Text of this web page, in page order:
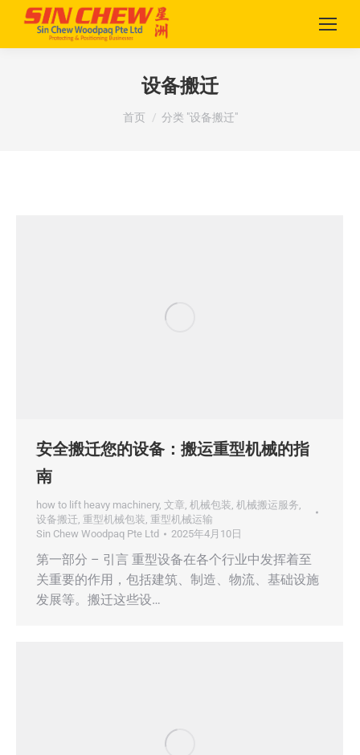
设备搬迁
您在这里：
首页 分类 "设备搬迁"
安全搬迁您的设备：搬运重型机械的指
南
how to lift heavy machinery, 文章, 机械包装, 机械搬运服务,
设备搬迁, 重型机械包装, 重型机械运输
Sin Chew Woodpaq Pte Ltd
2025年4月10日
第一部分 – 引言 重型设备在各个行业中发挥着至
关重要的作用，包括建筑、制造、物流、基础设施
发展等。搬迁这些设…